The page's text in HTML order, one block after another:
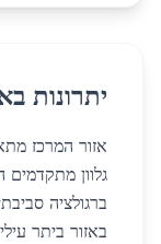
יתרונות
אזור המרכז
גלוון מתקדמים
ברגולציה
באזור ביתר